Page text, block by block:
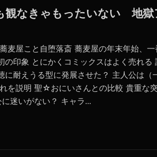
観なきゃもったいない 地
麦屋こと自堕落斎 蕎麦屋の年末年始、
の印象 とにかくコミックスはよく売れる
に耐えうる型に発展させた？ 主人公は（
を説明 聖☆おにいさんとの比較 貴重な
迷いがない？ キャラ...